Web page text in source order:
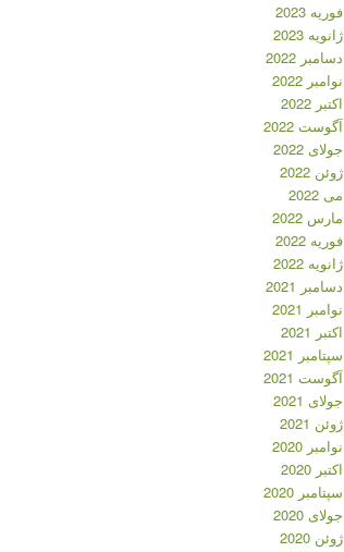
فوریه 2023
ژانویه 2023
دسامبر 2022
نوامبر 2022
اکتبر 2022
آگوست 2022
جولای 2022
ژوئن 2022
می 2022
مارس 2022
فوریه 2022
ژانویه 2022
دسامبر 2021
نوامبر 2021
اکتبر 2021
سپتامبر 2021
آگوست 2021
جولای 2021
ژوئن 2021
نوامبر 2020
اکتبر 2020
سپتامبر 2020
جولای 2020
ژوئن 2020